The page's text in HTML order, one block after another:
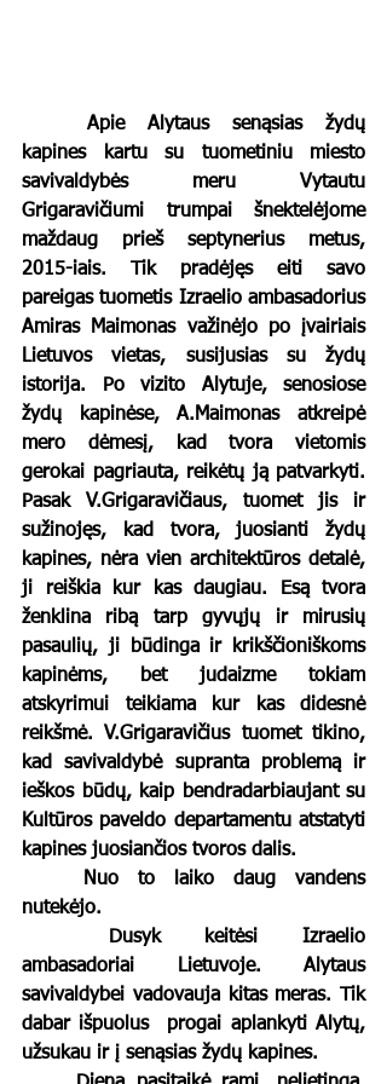
Apie Alytaus senąsias žydų
kapines kartu su tuometiniu miesto
savivaldybės meru Vytautu
Grigaravičiumi trumpai šnektelėjome
maždaug prieš septynerius metus,
2015-iais. Tik pradėjęs eiti savo
pareigas tuometis Izraelio ambasadorius
Amiras Maimonas važinėjo po įvairiais
Lietuvos vietas, susijusias su žydų
istorija. Po vizito Alytuje, senosiose
žydų kapinėse, A.Maimonas atkreipė
mero dėmesį, kad tvora vietomis
gerokai pagriauta, reikėtų ją patvarkyti.
Pasak V.Grigaravičiaus, tuomet jis ir
sužinojęs, kad tvora, juosianti žydų
kapines, nėra vien architektūros detalė,
ji reiškia kur kas daugiau. Esą tvora
ženklina ribą tarp gyvųjų ir mirusių
pasaulių, ji būdinga ir krikščioniškoms
kapinėms, bet judaizme tokiam
atskyrimui teikiama kur kas didesnė
reikšmė. V.Grigaravičius tuomet tikino,
kad savivaldybė supranta problemą ir
ieškos būdų, kaip bendradarbiaujant su
Kultūros paveldo departamentu atstatyti
kapines juosiančios tvoros dalis.
Nuo to laiko daug vandens
nutekėjo.
Dusyk keitėsi Izraelio
ambasadoriai Lietuvoje. Alytaus
savivaldybei vadovauja kitas meras. Tik
dabar išpuolus  progai aplankyti Alytų,
užsukau ir į senąsias žydų kapines.